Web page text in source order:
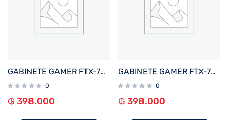
GABINETE GAMER FTX-702WH VIDRIO TEMPLADO MATX/MITX BLANCO
0
₲ 398.000
GABINETE GAMER FTX-702BK VIDRIO TEMPLADO MATX/MITX NEGRO
0
₲ 398.000